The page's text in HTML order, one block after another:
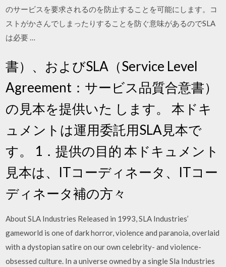
のサービスを要求されるのを防止することを可能にします。コ
ストがかさんでしまったりすることを防ぐ意味があるのでSLA
は必要 …
書）、およびSLA（Service Level
Agreement：サービス品質合意書）
の見本を提供いた します。 本ドキ
ュメントは運用委託用SLA見本で
す。 1．提供の目的 本ドキュメント
見本は、ITコーディネータ、ITコー
ディネータ補の方々
About SLA Industries Released in 1993, SLA Industries’
gameworld is one of dark horror, violence and paranoia, overlaid
with a dystopian satire on our own celebrity- and violence-
obsessed culture. In a universe owned by a single Sla Industries